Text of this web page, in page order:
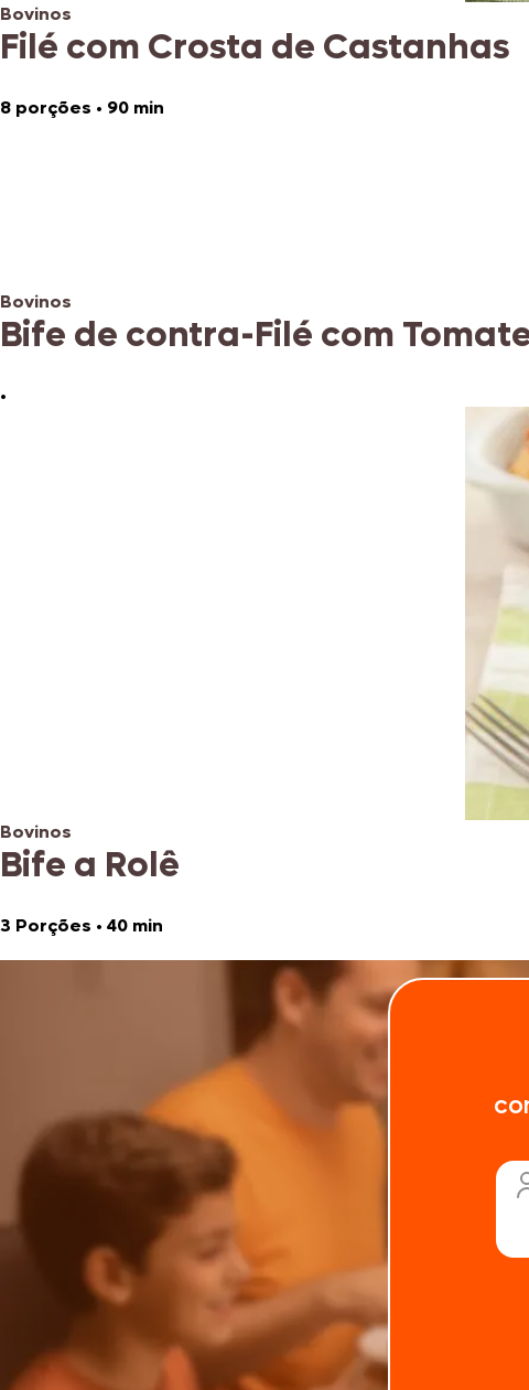
Bovinos
Filé com Crosta de Castanhas
8 porções • 90 min
Bovinos
Bife de contra-Filé com
•
Bovinos
Bife a Rolê
3 Porções • 40 min